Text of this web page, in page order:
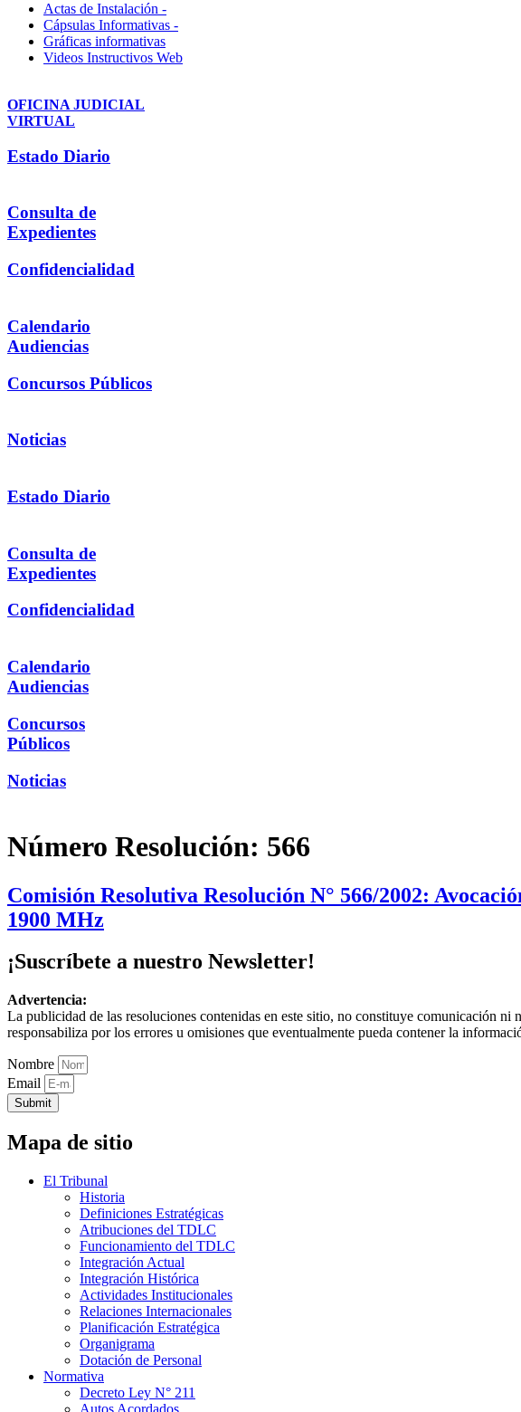
Actas de Instalación -
Cápsulas Informativas -
Gráficas informativas
Videos Instructivos Web
OFICINA JUDICIAL
VIRTUAL
Estado Diario
Consulta de
Expedientes
Confidencialidad
Calendario
Audiencias
Concursos Públicos
Noticias
Estado Diario
Consulta de
Expedientes
Confidencialidad
Calendario
Audiencias
Concursos
Públicos
Noticias
Número Resolución: 566
Comisión Resolutiva Resolución N° 566/2002:
1900 MHz
¡Suscríbete a nuestro Newsletter!
Advertencia:
La publicidad de las resoluciones contenidas en este sitio, no constituye comunicación
responsabiliza por los errores u omisiones que eventualmente pueda contener la
Nombre
Email
Submit
Mapa de sitio
El Tribunal
Historia
Definiciones Estratégicas
Atribuciones del TDLC
Funcionamiento del TDLC
Integración Actual
Integración Histórica
Actividades Institucionales
Relaciones Internacionales
Planificación Estratégica
Organigrama
Dotación de Personal
Normativa
Decreto Ley N° 211